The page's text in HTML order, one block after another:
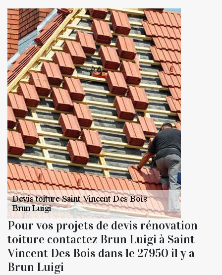
Pour vos projets de devis rénovation
toiture contactez Brun Luigi à Saint
Vincent Des Bois dans le 27950 il y a
Brun Luigi